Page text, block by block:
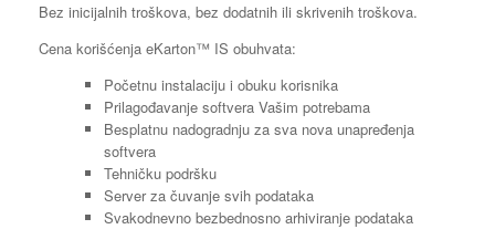
Bez inicijalnih troškova, bez dodatnih ili skrivenih troškova.
Cena korišćenja eKarton™ IS obuhvata:
Početnu instalaciju i obuku korisnika
Prilagođavanje softvera Vašim potrebama
Besplatnu nadogradnju za sva nova unapređenja
softvera
Tehničku podršku
Server za čuvanje svih podataka
Svakodnevno bezbednosno arhiviranje podataka